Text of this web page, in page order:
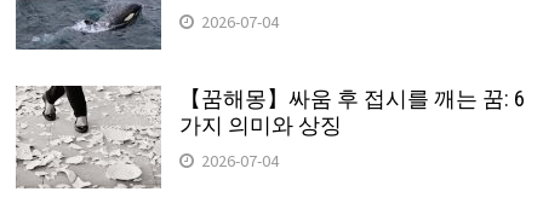
2026-07-04
【꿈해몽】싸움 후 접시를 깨는 꿈: 6
가지 의미와 상징
2026-07-04